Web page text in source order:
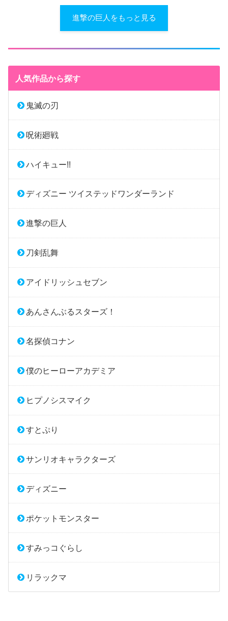
進撃の巨人をもっと見る
人気作品から探す
鬼滅の刃
呪術廻戦
ハイキュー!!
ディズニー ツイステッドワンダーランド
進撃の巨人
刀剣乱舞
アイドリッシュセブン
あんさんぶるスターズ！
名探偵コナン
僕のヒーローアカデミア
ヒプノシスマイク
すとぷり
サンリオキャラクターズ
ディズニー
ポケットモンスター
すみっコぐらし
リラックマ